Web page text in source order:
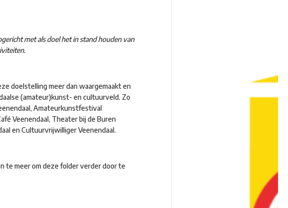
met als doel het in stand houden van
doelstelling meer dan waargemaakt en
(amateur)kunst- en cultuurveld. Zo
Amateurkunstfestival
Veenendaal, Theater bij de Buren
en Cultuurvrijwilliger Veenendaal.
te meer om deze folder verder door te